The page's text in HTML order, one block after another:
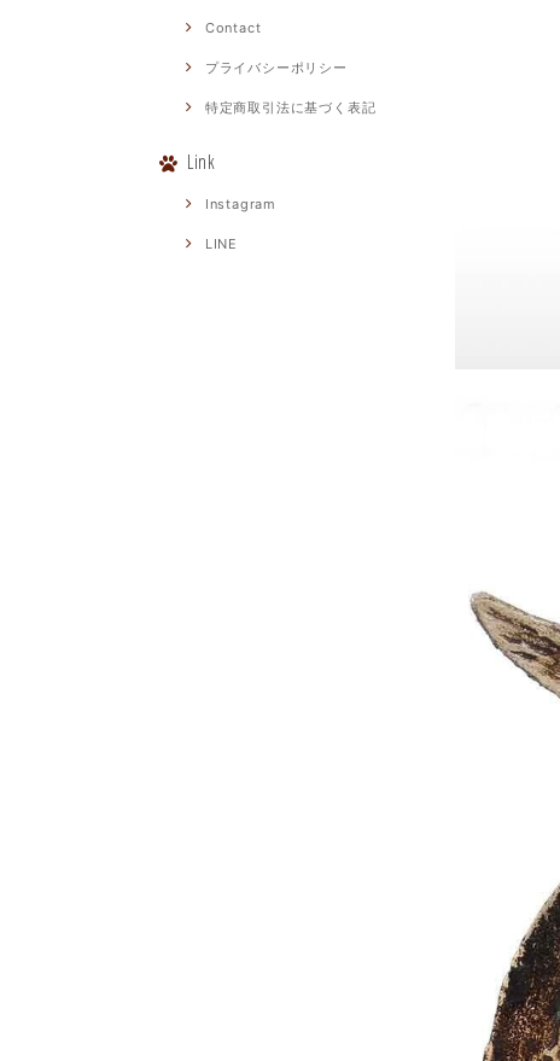
Contact
プライバシーポリシー
特定商取引法に基づく表記
Link
Instagram
LINE